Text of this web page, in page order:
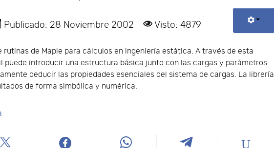
Publicado: 28 Noviembre 2002 Visto: 4879
rutinas de Maple para cálculos en ingeniería estática. A través de esta
puede introducir una estructura básica junto con las cargas y parámetros
deducir las propiedades esenciales del sistema de cargas. La librería
de forma simbólica y numérica.